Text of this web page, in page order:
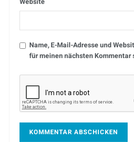
Name, E-Mail-Adresse und
für meinen nächsten Kommentar